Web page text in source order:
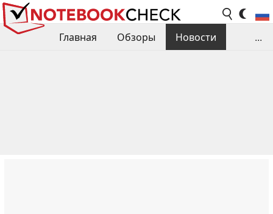
Главная Обзоры
Новости
...